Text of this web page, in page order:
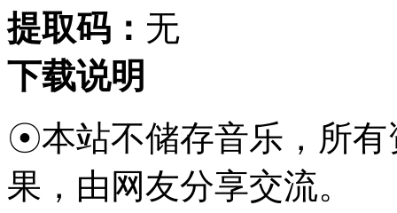
提取码： 无
下载说明
☉本站不储存音乐，所有
果，由网友分享交流。